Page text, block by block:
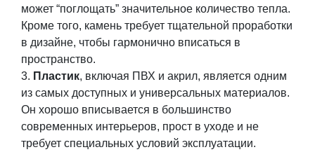
может “поглощать” значительное количество тепла.
Кроме того, камень требует тщательной проработки
в дизайне, чтобы гармонично вписаться в
пространство.
Пластик, включая ПВХ и акрил, является одним
из самых доступных и универсальных материалов.
Он хорошо вписывается в большинство
современных интерьеров, прост в уходе и не
требует специальных условий эксплуатации.